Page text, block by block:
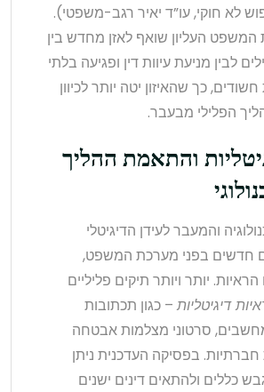
לא חוקי, עו”ד יאיר רגב-משפטי).
המשפט העליון שואף לאזן מחדש בין
לבין מניעת עיוות דין ופגיעה בלתי
כך שהאיזון יטה יותר לכיוון
הפלילי מבעבר.
והתאמת ההליך
והמעבר לעידן הדיגיטלי
חדשים בפני מערכת המשפט,
יותר ויותר תיקים פליליים
דיגיטליות– כגון תכתובות
סרטוני מצלמות אבטחה
בפסיקה העדכנית ניתן
כללים ולהתאים דינים ישנים